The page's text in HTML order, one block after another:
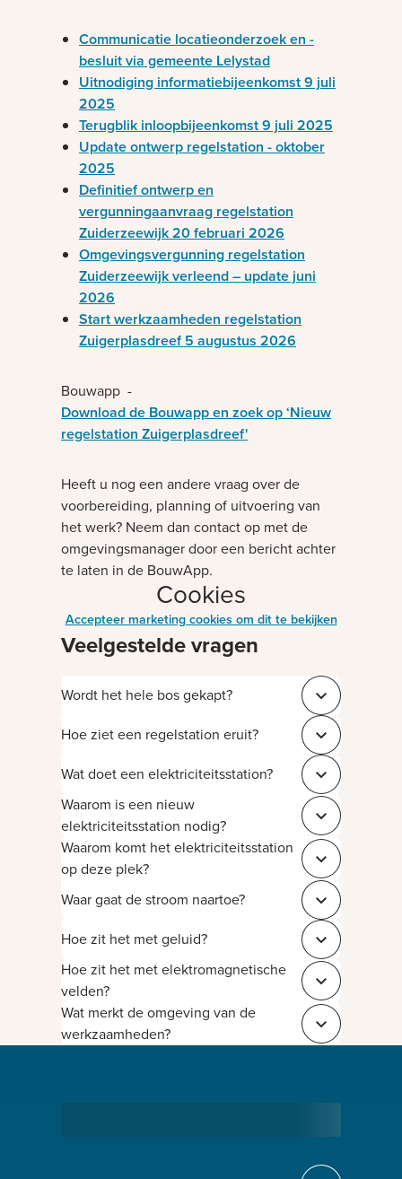
Communicatie locatieonderzoek en -
besluit via gemeente Lelystad
Uitnodiging informatiebijeenkomst 9 juli
2025
Terugblik inloopbijeenkomst 9 juli 2025
Update ontwerp regelstation - oktober
2025
Definitief ontwerp en
vergunningaanvraag regelstation
Zuiderzeewijk 20 februari 2026
Omgevingsvergunning regelstation
Zuiderzeewijk verleend – update juni
2026
Start werkzaamheden regelstation
Zuigerplasdreef 5 augustus 2026
Bouwapp -
Download de Bouwapp en zoek op ‘Nieuw
regelstation Zuigerplasdreef'
Heeft u nog een andere vraag over de
voorbereiding, planning of uitvoering van
het werk? Neem dan contact op met de
omgevingsmanager door een bericht achter
te laten in de BouwApp.
Cookies
Accepteer marketing cookies om dit te bekijken
Veelgestelde vragen
Wordt het hele bos gekapt? Sluit 0ca2f804-
Hoe ziet een regelstation eruit? Sluit
Wat doet een elektriciteitsstation? Sluit
Waarom is een nieuw
elektriciteitsstation nodig?
Sluit 03188f36-
Waarom komt het elektriciteitsstation
op deze plek?
Sluit
Waar gaat de stroom naartoe? Sluit 1d257c5f-
Hoe zit het met geluid? Sluit b08b80f8-
Hoe zit het met elektromagnetische
velden?
Sluit 0fd7390d-
Wat merkt de omgeving van de
werkzaamheden?
Sluit